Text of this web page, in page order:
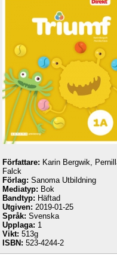
Författare: Karin Bergwik,
Falck
Förlag: Sanoma Utbildning
Mediatyp: Bok
Bandtyp: Häftad
Utgiven: 2019-01-25
Språk: Svenska
Upplaga: 1
Vikt: 513g
ISBN: 523-4244-2